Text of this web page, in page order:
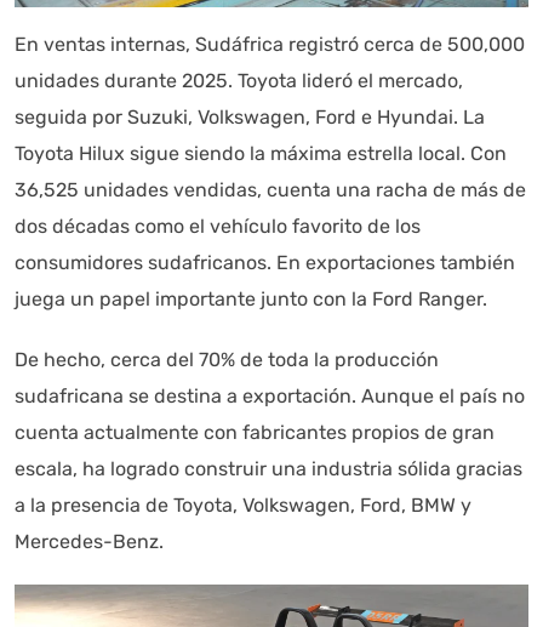
En ventas internas, Sudáfrica registró cerca de 500,000
unidades durante 2025. Toyota lideró el mercado,
seguida por Suzuki, Volkswagen, Ford e Hyundai. La
Toyota Hilux sigue siendo la máxima estrella local. Con
36,525 unidades vendidas, cuenta una racha de más de
dos décadas como el vehículo favorito de los
consumidores sudafricanos. En exportaciones también
juega un papel importante junto con la Ford Ranger.
De hecho, cerca del 70% de toda la producción
sudafricana se destina a exportación. Aunque el país no
cuenta actualmente con fabricantes propios de gran
escala, ha logrado construir una industria sólida gracias
a la presencia de Toyota, Volkswagen, Ford, BMW y
Mercedes-Benz.